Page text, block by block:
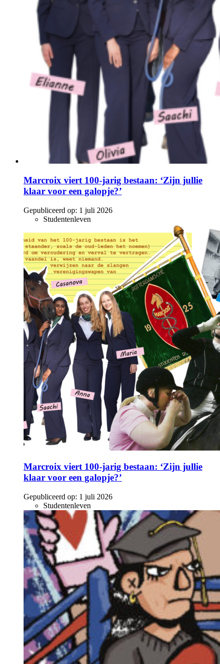
Marcroix viert 100-jarig bestaan: ‘Zijn jullie
klaar voor een galopje?’
Gepubliceerd op: 1 juli 2026
Studentenleven
Marcroix viert 100-jarig bestaan: ‘Zijn jullie
klaar voor een galopje?’
Gepubliceerd op: 1 juli 2026
Studentenleven